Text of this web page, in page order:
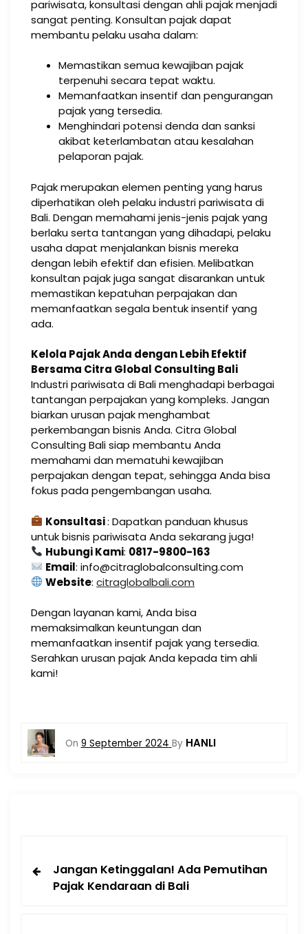
pariwisata, konsultasi dengan ahli pajak menjadi
sangat penting. Konsultan pajak dapat
membantu pelaku usaha dalam:
Memastikan semua kewajiban pajak
terpenuhi secara tepat waktu.
Memanfaatkan insentif dan pengurangan
pajak yang tersedia.
Menghindari potensi denda dan sanksi
akibat keterlambatan atau kesalahan
pelaporan pajak.
Pajak merupakan elemen penting yang harus
diperhatikan oleh pelaku industri pariwisata di
Bali. Dengan memahami jenis-jenis pajak yang
berlaku serta tantangan yang dihadapi, pelaku
usaha dapat menjalankan bisnis mereka
dengan lebih efektif dan efisien. Melibatkan
konsultan pajak juga sangat disarankan untuk
memastikan kepatuhan perpajakan dan
memanfaatkan segala bentuk insentif yang
ada.
Kelola Pajak Anda dengan Lebih Efektif
Bersama Citra Global Consulting Bali
Industri pariwisata di Bali menghadapi berbagai
tantangan perpajakan yang kompleks. Jangan
biarkan urusan pajak menghambat
perkembangan bisnis Anda. Citra Global
Consulting Bali siap membantu Anda
memahami dan mematuhi kewajiban
perpajakan dengan tepat, sehingga Anda bisa
fokus pada pengembangan usaha.
Konsultasi: Dapatkan panduan khusus
untuk bisnis pariwisata Anda sekarang juga!
Hubungi Kami: 0817-9800-163
Email: info@citraglobalconsulting.com
Website:citraglobalbali.com
Dengan layanan kami, Anda bisa
memaksimalkan keuntungan dan
memanfaatkan insentif pajak yang tersedia.
Serahkan urusan pajak Anda kepada tim ahli
kami!
On 9 September 2024 By HANLI
Jangan Ketinggalan! Ada Pemutihan
Pajak Kendaraan di Bali